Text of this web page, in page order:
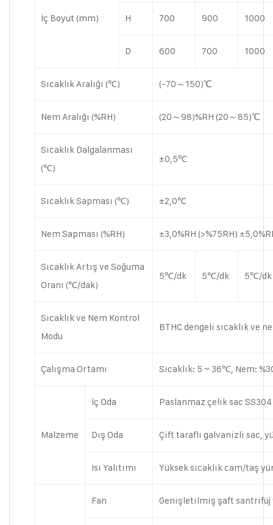
İç Boyut (mm) H 700 900 1000
D 600 700 1000
Sıcaklık Aralığı (℃) (-70～150)℃
Nem Aralığı (%RH) (20～98)%RH (20～85)℃
Sıcaklık Dalgalanması
(℃)
±0,5℃
Sıcaklık Sapması (℃) ±2,0℃
Nem Sapması (%RH) ±3,0%RH (>%75RH)
Sıcaklık Artış ve Soğuma
Oranı (℃/dak)
5℃/dk 5℃/dk 5℃/dk
Sıcaklık ve Nem Kontrol
Modu
BTHC dengeli sıcaklık ve
Çalışma Ortamı Sıcaklık: 5 ~ 36℃, Nem:
Malzeme
İç Oda Paslanmaz çelik sac SS304
Dış Oda Çift taraflı galvanizli sac,
Isı Yalıtımı Yüksek sıcaklık cam/taş
Fan Genişletilmiş şaft santrifüj